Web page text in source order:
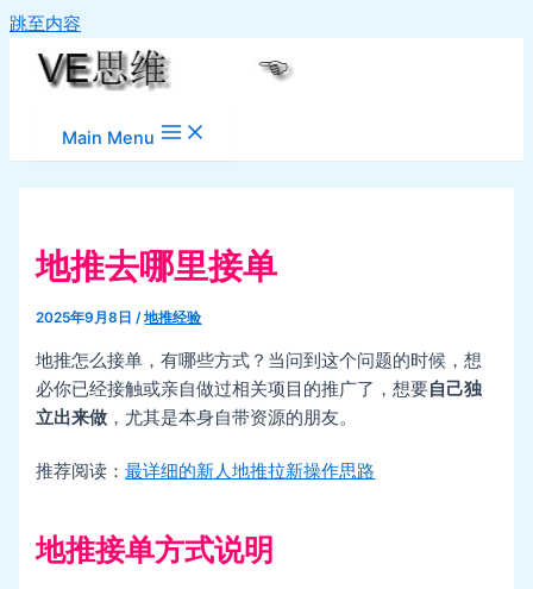
跳至内容
Main Menu
地推去哪里接单
2025年9月8日/地推经验
地推怎么接单，有哪些方式？当问到这个问题的时候，想
必你已经接触或亲自做过相关项目的推广了，想要自己独
立出来做 ，尤其是本身自带资源的朋友。
推荐阅读：最详细的新人地推拉新操作思路
地推接单方式说明